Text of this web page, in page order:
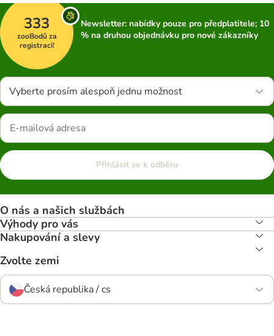
333
zooBodů za
registraci!
Newsletter: nabídky pouze pro předplatitele; 10
% na druhou objednávku pro nové zákazníky
Vyberte prosím alespoň jednu možnost
Přihlásit se k odběru
O nás a našich službách
Výhody pro vás
Nakupování a slevy
Zvolte zemi
Česká republika / cs